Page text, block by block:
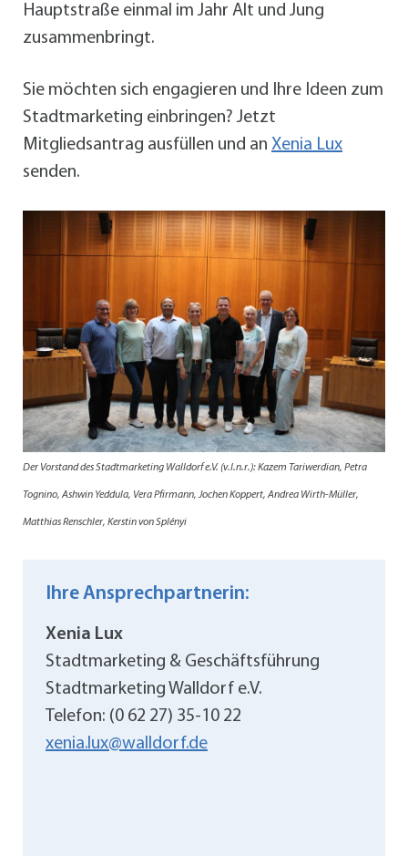
Hauptstraße einmal im Jahr Alt und Jung
zusammenbringt.
Sie möchten sich engagieren und Ihre Ideen zum
Stadtmarketing einbringen? Jetzt
Mitgliedsantrag ausfüllen und an Xenia Lux
senden.
Der Vorstand des Stadtmarketing Walldorf e.V. (v.l.n.r.): Kazem Tariwerdian, Petra
Tognino, Ashwin Yeddula, Vera Pfirmann, Jochen Koppert, Andrea Wirth-Müller,
Matthias Renschler, Kerstin von Splényi
Ihre Ansprechpartnerin:
Xenia Lux
Stadtmarketing & Geschäftsführung
Stadtmarketing Walldorf e.V.
Telefon: (0 62 27) 35-10 22
xenia.lux@walldorf.de